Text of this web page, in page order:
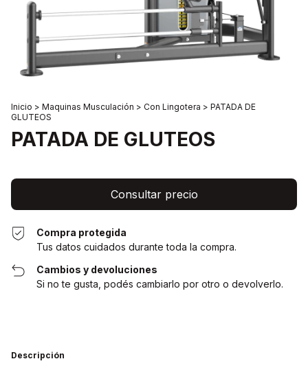
Inicio > Maquinas Musculación > Con Lingotera > PATADA DE
GLUTEOS
PATADA DE GLUTEOS
Compra protegida
Tus datos cuidados durante toda la compra.
Cambios y devoluciones
Si no te gusta, podés cambiarlo por otro o devolverlo.
Descripción